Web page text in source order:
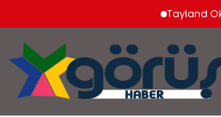
Tayland